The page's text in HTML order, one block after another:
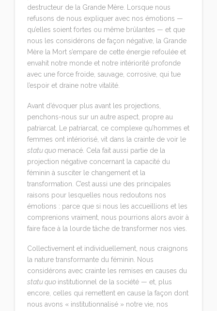
destructeur de la Grande Mère. Lorsque nous
refusons de nous expliquer avec nos émotions —
qu’elles soient fortes ou même brûlantes — et que
nous les considérons de façon négative, la Grande
Mère la Mort s’empare de cette énergie refoulée et
envahit notre monde et notre intériorité profonde
avec une force froide, sauvage, corrosive, qui tue
l’espoir et draine notre vitalité.
Avant d’évoquer plus avant les projections,
penchons-nous sur un autre aspect, propre au
patriarcat. Le patriarcat, ce complexe qu’hommes et
femmes ont intériorisé, vit dans la crainte de voir le
statu quo menacé. Cela fait aussi partie de la
projection négative concernant la capacité du
féminin à susciter le changement et la
transformation. C’est aussi une des principales
raisons pour lesquelles nous redoutons nos
émotions : parce que si nous les accueillions et les
comprenions vraiment, nous pourrions alors avoir à
faire face à la lourde tâche de transformer nos vies.
Collectivement et individuellement, nous craignons
la nature transformante du féminin. Nous
considérons avec crainte les remises en causes du
statu quo institutionnel de la société — et, plus
encore, celles qui remettent en cause la façon dont
nous avons « institutionnalisé » notre vie, nos